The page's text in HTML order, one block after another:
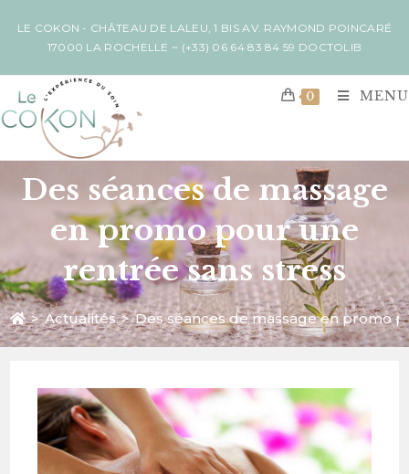
LE COKON - CHÂTEAU DE LALEU, 1 BIS AV. RAYMOND POINCARÉ
17000 LA ROCHELLE ~ (+33) 06 64 83 84 59 DOCTOLIB
0 MENU
Des séances de massage
en promo pour une
rentrée sans stress
> Actualités > Des séances de massage en promo